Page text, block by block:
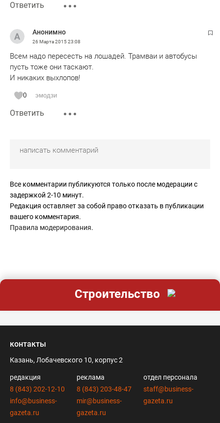
Ответить
Анонимно
26 Марта 201523:08
Всем надо пересесть на лошадей. Трамваи и автобусы
пусть тоже они таскают.
И никаких выхлопов!
0 эмодзи
Ответить
Все комментарии публикуются только после модерации с
задержкой 2-10 минут.
Редакция оставляет за собой право отказать в публикации
вашего комментария.
Правила модерирования.
Строительство
контакты
Казань, Лобачевского 10, корпус 2
редакция
8 (843) 202-12-10
info@business-
gazeta.ru
реклама
8 (843) 203-48-47
mir@business-
gazeta.ru
отдел персонала
staff@business-
gazeta.ru